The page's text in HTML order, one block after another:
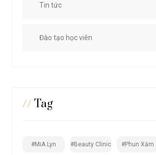
Tin tức
Đào tạo học viên
// Tag
#MiA Lyn #Beauty Clinic #Phun Xăm